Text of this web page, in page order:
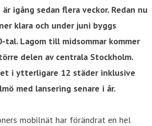
igång sedan flera veckor. Redan nu
klara och under juni byggs
Lagom till midsommar kommer
delen av centrala Stockholm.
i ytterligare 12 städer inklusive
med lansering senare i år.
mobilnät har förändrat en hel